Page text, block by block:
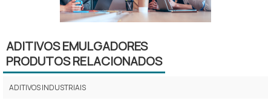
ADITIVOS EMULGADORES
PRODUTOS RELACIONADOS
ADITIVOS INDUSTRIAIS